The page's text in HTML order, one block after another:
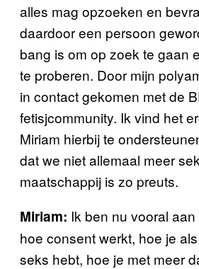
alles mag opzoeken en
daardoor een persoon
bang is om op zoek te gaan
te proberen. Door mijn
in contact gekomen met de
fetisjcommunity. Ik vind het
Miriam hierbij te
dat we niet allemaal meer
maatschappij is zo preuts.
Miriam: Ik ben nu vooral
hoe consent werkt, hoe je
seks hebt, hoe je met meer